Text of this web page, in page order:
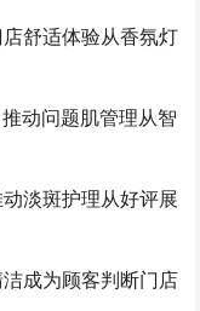
舒适体验从香氛灯
动问题肌管理从智
淡斑护理从好评展
成为顾客判断门店